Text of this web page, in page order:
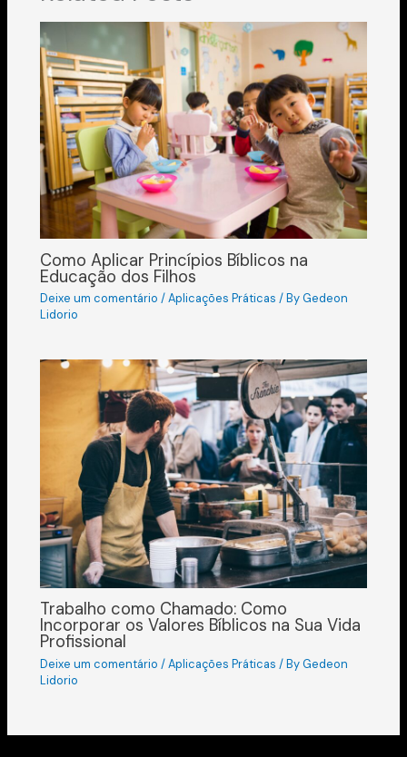
Como Aplicar Princípios Bíblicos na
Educação dos Filhos
Deixe um comentário /Aplicações Práticas / ByGedeon
Lidorio
Trabalho como Chamado: Como
Incorporar os Valores Bíblicos na Sua Vida
Profissional
Deixe um comentário /Aplicações Práticas / ByGedeon
Lidorio